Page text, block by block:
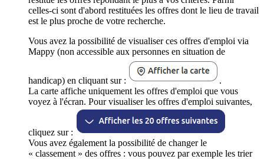
celles-ci sont d'abord restituées les offres dont le lieu de travail
est le plus proche de votre recherche.
Vous avez la possibilité de visualiser ces offres d'emploi via
Mappy (non accessible aux personnes en situation de
handicap) en cliquant sur :
.
La carte affiche uniquement les offres d'emploi que vous
voyez à l'écran. Pour visualiser les offres d'emploi suivantes,
cliquez sur :
Vous avez également la possibilité de changer le
« classement » des offres : vous pouvez par exemple les trier